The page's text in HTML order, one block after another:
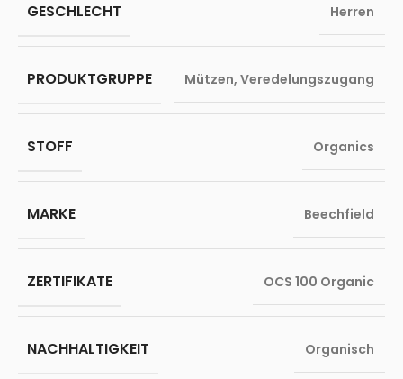
GESCHLECHT Herren
PRODUKTGRUPPE Mützen, Veredelungszugang
STOFF Organics
MARKE Beechfield
ZERTIFIKATE OCS 100 Organic
NACHHALTIGKEIT Organisch